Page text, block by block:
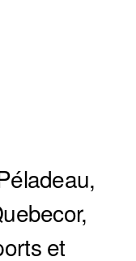
et